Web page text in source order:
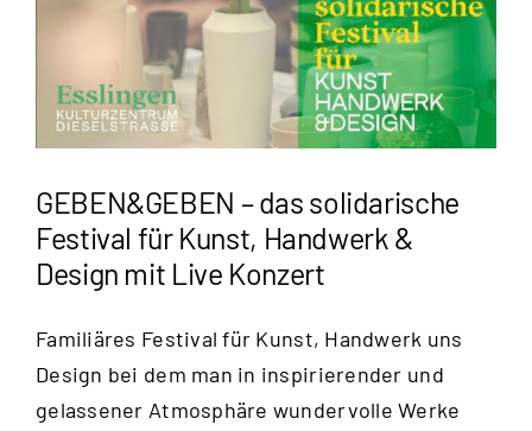
GEBEN&GEBEN – das solidarische
Festival für Kunst, Handwerk &
Design mit Live Konzert
Familiäres Festival für Kunst, Handwerk uns
Design bei dem man in inspirierender und
gelassener Atmosphäre wundervolle Werke